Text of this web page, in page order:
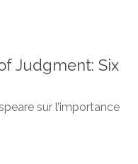
Judgment: Six
sur l’importance